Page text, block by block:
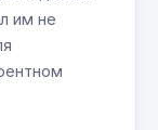
им не